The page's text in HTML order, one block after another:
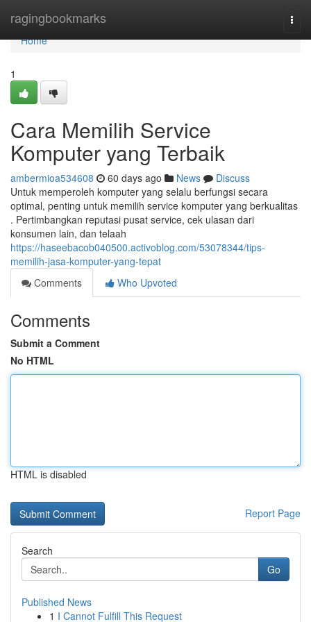
ragingbookmarks
Home
Home
1
Cara Memilih Service
Komputer yang Terbaik
ambermioa534608 60 days ago News
Discuss
Untuk memperoleh komputer yang selalu berfungsi secara
optimal, penting untuk memilih service komputer yang berkualitas
. Pertimbangkan reputasi pusat service, cek ulasan dari
konsumen lain, dan telaah
https://haseebacob040500.activoblog.com/53078344/tips-
memilih-jasa-komputer-yang-tepat
Comments
Who Upvoted
Comments
Submit a Comment
No HTML
HTML is disabled
Report Page
Search
Go
Published News
1 I Cannot Fulfill This Request